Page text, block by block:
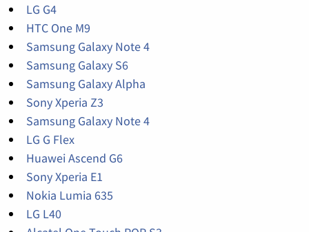
LG G4
HTC One M9
Samsung Galaxy Note 4
Samsung Galaxy S6
Samsung Galaxy Alpha
Sony Xperia Z3
Samsung Galaxy Note 4
LG G Flex
Huawei Ascend G6
Sony Xperia E1
Nokia Lumia 635
LG L40